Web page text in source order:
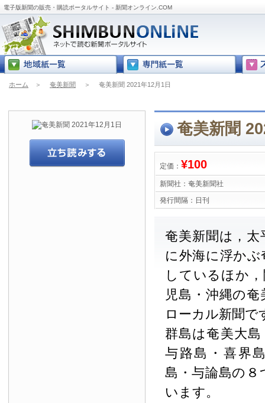
電子版新聞の販売・購読ポータルサイト - 新聞オンライン.COM
ホーム ＞ 奄美新聞 ＞ 奄美新聞 2021年12月1日
奄美新聞
定価： ¥100
新聞社： 奄美新聞社
発行間隔： 日刊
奄美新聞は，
に外海に浮か
しているほか
児島・沖縄の
ローカル新聞で
群島は奄美大
与路島・喜界
島・与論島の
います。